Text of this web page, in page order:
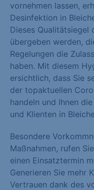
vornehmen lassen,
Desinfektion in
Dieses Qualitätsiegel
übergeben werden,
Regelungen die
haben. Mit diesem
ersichtlich, dass Sie
der topaktuellen
handeln und Ihnen
und Klienten in
Besondere
Maßnahmen, rufen
einen Einsatztermin
Generieren Sie mehr
Vertrauen dank des